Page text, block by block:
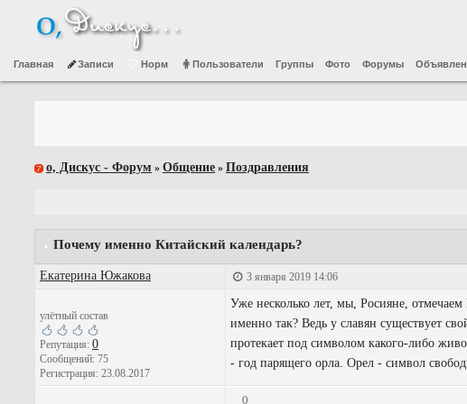
Главная Записи Норм Пользователи Группы Фото Форумы
о, Дискус - Форум » Общение » Поздравления
Почему именно Китайский календарь?
Екатерина Южакова 3 января 2019 14:06
улётный состав
Репутация: 0
Сообщений: 75
Регистрация: 23.08.2017
Уже несколько лет, мы, Росияне,
именно так? Ведь у славян существует
протекает под символом какого-либо
- год парящего орла. Орел - символ
0